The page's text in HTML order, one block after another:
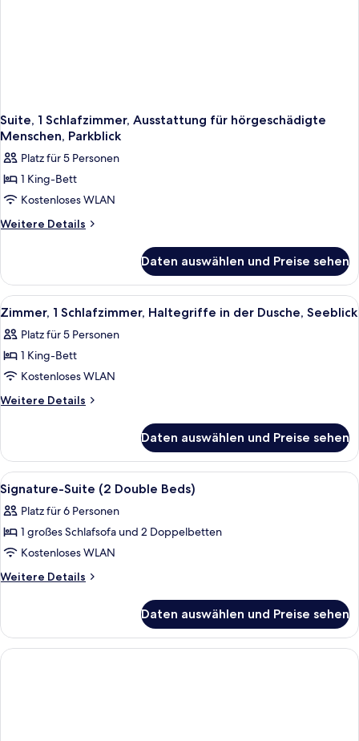
Suite, 1 Schlafzimmer, Ausstattung für hörgeschädigte
Menschen, Parkblick
Platz für 5 Personen
1 King-Bett
Kostenloses WLAN
Weitere Details
Weitere
1
Schlafzimmer,
Ausstattung
hörgeschädigte
Menschen,
Daten auswählen und Preise sehen
Alle
Fotos
für
Zimmer,
1
Schlafzimmer,
der
Dusche,
Seeblick
anzeigen
Hochwertige Bettwaren,
2
Zimmer, 1 Schlafzimmer, Haltegriffe in der Dusche, Seeblick
Platz für 5 Personen
1 King-Bett
Kostenloses WLAN
Weitere Details
Weitere
1
Schlafzimmer,
Haltegriffe
der
Dusche,
Daten auswählen und Preise sehen
Alle
Fotos
für
Signature-
Suite
(2
anzeigen
Hochwertige Bettwaren,
5
Signature-Suite (2 Double Beds)
Platz für 6 Personen
1 großes Schlafsofa und 2 Doppelbetten
Kostenloses WLAN
Weitere Details
Weitere
Suite
(2
Double
Daten auswählen und Preise sehen